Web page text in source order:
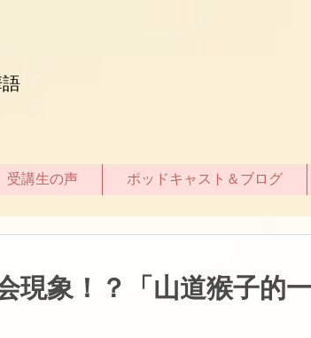
受講生の声 ポッドキャスト＆ブログ
現象！？「山道猴子的